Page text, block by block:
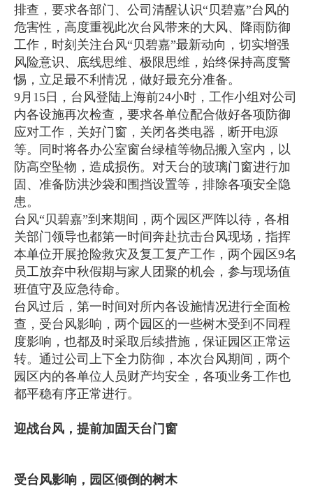
排查，要求各部门、公司清醒认识“贝碧嘉”台风的
危害性，高度重视此次台风带来的大风、降雨防御
工作，时刻关注台风“贝碧嘉”最新动向，切实增强
风险意识、底线思维、极限思维，始终保持高度警
惕，立足最不利情况，做好最充分准备。
9月15日，台风登陆上海前24小时，工作小组对公司
内各设施再次检查，要求各单位配合做好各项防御
应对工作，关好门窗，关闭各类电器，断开电源
等。同时将各办公室窗台绿植等物品搬入室内，以
防高空坠物，造成损伤。对天台的玻璃门窗进行加
固、准备防洪沙袋和围挡设置等，排除各项安全隐
患。
台风“贝碧嘉”到来期间，两个园区严阵以待，各相
关部门领导也都第一时间奔赴抗击台风现场，指挥
本单位开展抢险救灾及复工复产工作，两个园区9名
员工放弃中秋假期与家人团聚的机会，参与现场值
班值守及应急待命。
台风过后，第一时间对所内各设施情况进行全面检
查，受台风影响，两个园区的一些树木受到不同程
度影响，也都及时采取后续措施，保证园区正常运
转。通过公司上下全力防御，本次台风期间，两个
园区内的各单位人员财产均安全，各项业务工作也
都平稳有序正常进行。
迎战台风，提前加固天台门窗
受台风影响，园区倾倒的树木